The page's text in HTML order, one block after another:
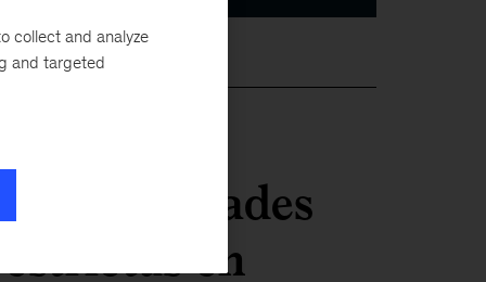
actividades
en
collect and analyze
and targeted